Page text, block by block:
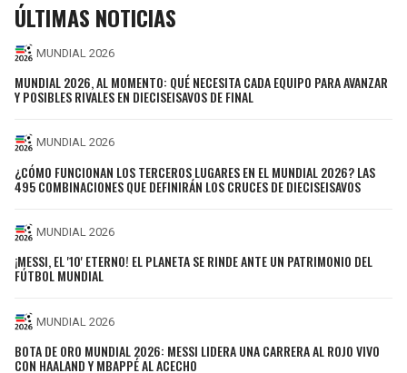
ÚLTIMAS NOTICIAS
MUNDIAL 2026
MUNDIAL 2026, AL MOMENTO: QUÉ NECESITA CADA EQUIPO PARA AVANZAR
Y POSIBLES RIVALES EN DIECISEISAVOS DE FINAL
MUNDIAL 2026
¿CÓMO FUNCIONAN LOS TERCEROS LUGARES EN EL MUNDIAL 2026? LAS
495 COMBINACIONES QUE DEFINIRÁN LOS CRUCES DE DIECISEISAVOS
MUNDIAL 2026
¡MESSI, EL '10' ETERNO! EL PLANETA SE RINDE ANTE UN PATRIMONIO DEL
FÚTBOL MUNDIAL
MUNDIAL 2026
BOTA DE ORO MUNDIAL 2026: MESSI LIDERA UNA CARRERA AL ROJO VIVO
CON HAALAND Y MBAPPÉ AL ACECHO